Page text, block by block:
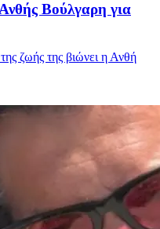
Βούλγαρη για
ζωής της βιώνει η Ανθή